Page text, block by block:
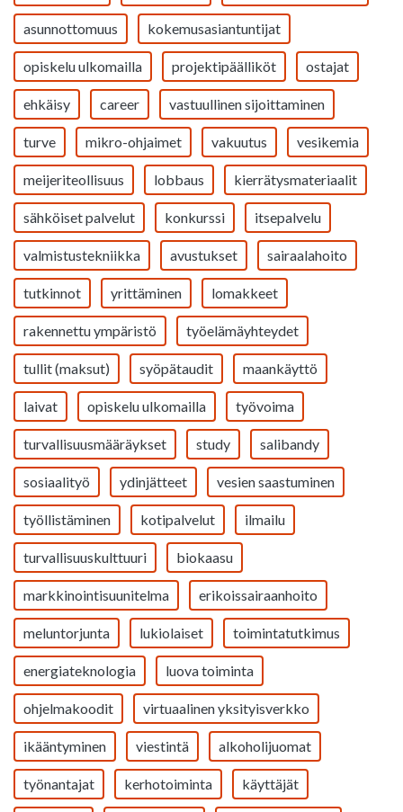
asunnottomuus kokemusasiantuntijat
opiskelu ulkomailla projektipäälliköt ostajat
ehkäisy career vastuullinen sijoittaminen
turve mikro-ohjaimet vakuutus vesikemia
meijeriteollisuus lobbaus kierrätysmateriaalit
sähköiset palvelut konkurssi itsepalvelu
valmistustekniikka avustukset sairaalahoito
tutkinnot yrittäminen lomakkeet
rakennettu ympäristö työelämäyhteydet
tullit (maksut) syöpätaudit maankäyttö
laivat opiskelu ulkomailla työvoima
turvallisuusmääräykset study salibandy
sosiaalityö ydinjätteet vesien saastuminen
työllistäminen kotipalvelut ilmailu
turvallisuuskulttuuri biokaasu
markkinointisuunitelma erikoissairaanhoito
meluntorjunta lukiolaiset toimintatutkimus
energiateknologia luova toiminta
ohjelmakoodit virtuaalinen yksityisverkko
ikääntyminen viestintä alkoholijuomat
työnantajat kerhotoiminta käyttäjät